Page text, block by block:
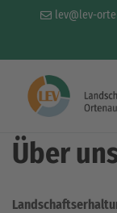
lev@lev-
Gemeinsam
Über